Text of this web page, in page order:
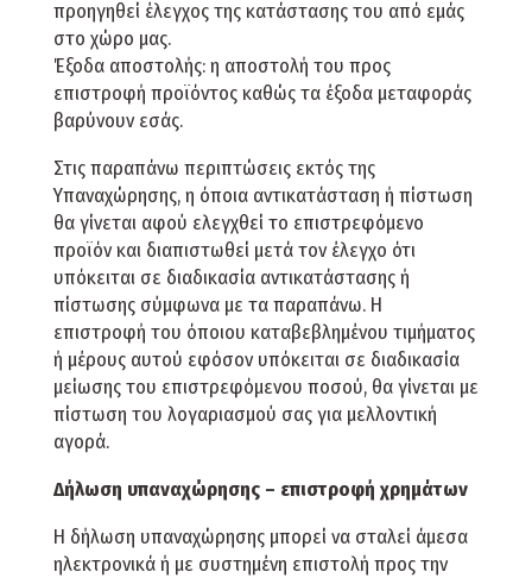
προηγηθεί έλεγχος της κατάστασης του από εμάς
στο χώρο μας.
Έξοδα αποστολής: η αποστολή του προς
επιστροφή προϊόντος καθώς τα έξοδα μεταφοράς
βαρύνουν εσάς.
Στις παραπάνω περιπτώσεις εκτός της
Υπαναχώρησης, η όποια αντικατάσταση ή πίστωση
θα γίνεται αφού ελεγχθεί το επιστρεφόμενο
προϊόν και διαπιστωθεί μετά τον έλεγχο ότι
υπόκειται σε διαδικασία αντικατάστασης ή
πίστωσης σύμφωνα με τα παραπάνω. Η
επιστροφή του όποιου καταβεβλημένου τιμήματος
ή μέρους αυτού εφόσον υπόκειται σε διαδικασία
μείωσης του επιστρεφόμενου ποσού, θα γίνεται με
πίστωση του λογαριασμού σας για μελλοντική
αγορά.
Δήλωση υπαναχώρησης – επιστροφή χρημάτων
Η δήλωση υπαναχώρησης μπορεί να σταλεί άμεσα
ηλεκτρονικά ή με συστημένη επιστολή προς την